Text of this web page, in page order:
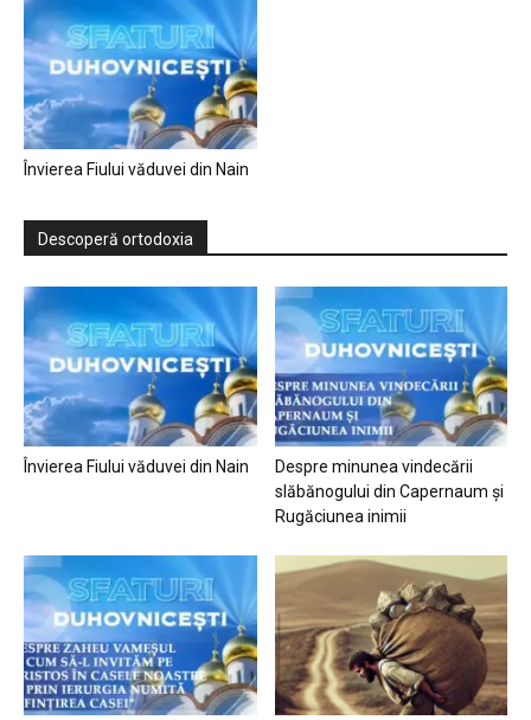
Învierea Fiului văduvei din Nain
Descoperă ortodoxia
Învierea Fiului văduvei din Nain
Despre minunea vindecării
slăbănogului din Capernaum și
Rugăciunea inimii